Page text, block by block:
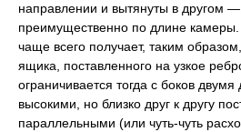
направлении и вытянуты в другом
преимущественно по длине
чаще всего получает, таким
ящика, поставленного на узкое
ограничивается тогда с боков
высокими, но близко друг к другу
параллельными (или чуть-чуть